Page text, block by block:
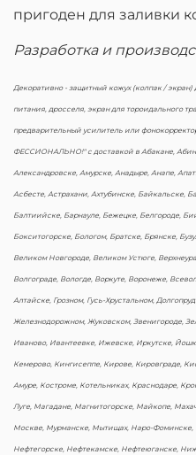
пригоден для заливки
Разработка и
Декоративно - защитный кожух (колпак / экран)
питания, дросселя, экран для тороидального
предварительный усилитель или
ФЕССИОНАЛЬНО!" с доставкой в Абакане,
Александровске, Амурске, Анадыре, Анапе,
Асбесте, Астрахани, Ахтубинске, Байкальске,
Балтиийске, Барнауле, Бежецке, Белгороде,
Бокситогорске, Бологом, Братске, Брянске,
Великом Новгороде, Великом Устюге,
Волгограде, Вологде, Воркуте, Воронеже,
Алтайске, Грозном, Гусь-Хрустальном,
Железнодорожном, Жуковском, Звенигороде,
Иваново, Ивантеевке, Ижевске, Иркутске,
Кемерово, Кингисеппе, Кирове, Кировграде,
Амуре, Костроме, Котельниках, Краснодаре,
Луге, Магадане, Магнитогорске, Майкопе,
Москве, Мурманске, Мытищах, Наро-Фоминске,
Нефтегорске, Нефтекамске, Нефтеюганске,